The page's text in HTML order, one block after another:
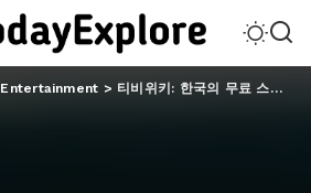
Entertainment > 티비위키: 한국의 무료 스트리밍 혁신